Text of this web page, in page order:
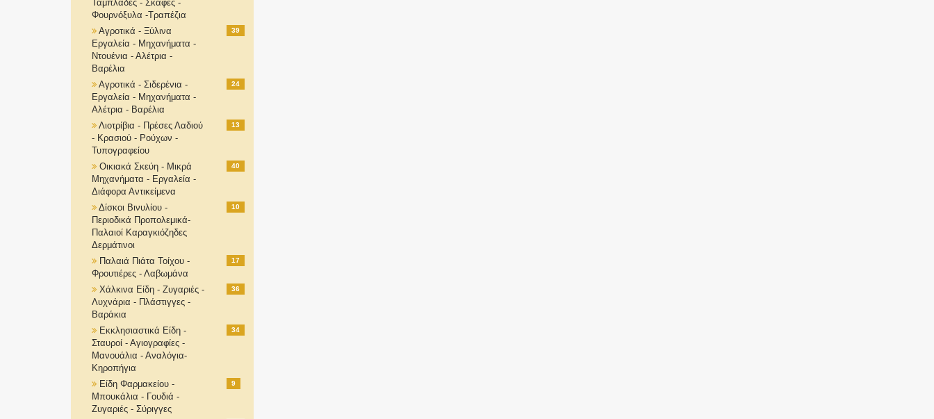
Ταμπλάδες - Σκάφες -
Φουρνόξυλα -Τραπέζια
Αγροτικά - Ξύλινα
Εργαλεία - Μηχανήματα -
Ντουένια - Αλέτρια -
Βαρέλια
39
Αγροτικά - Σιδερένια -
Εργαλεία - Μηχανήματα -
Αλέτρια - Βαρέλια
24
Λιοτρίβια - Πρέσες Λαδιού
- Κρασιού - Ρούχων -
Τυπογραφείου
13
Οικιακά Σκεύη - Μικρά
Μηχανήματα - Εργαλεία -
Διάφορα Αντικείμενα
40
Δίσκοι Βινυλίου -
Περιοδικά Προπολεμικά-
Παλαιοί Καραγκιόζηδες
Δερμάτινοι
10
Παλαιά Πιάτα Τοίχου -
Φρουτιέρες - Λαβωμάνα
17
Χάλκινα Είδη - Ζυγαριές -
Λυχνάρια - Πλάστιγγες -
Βαράκια
36
Εκκλησιαστικά Είδη -
Σταυροί - Αγιογραφίες -
Μανουάλια - Αναλόγια-
Κηροπήγια
34
Είδη Φαρμακείου -
Μπουκάλια - Γουδιά -
Ζυγαριές - Σύριγγες
9